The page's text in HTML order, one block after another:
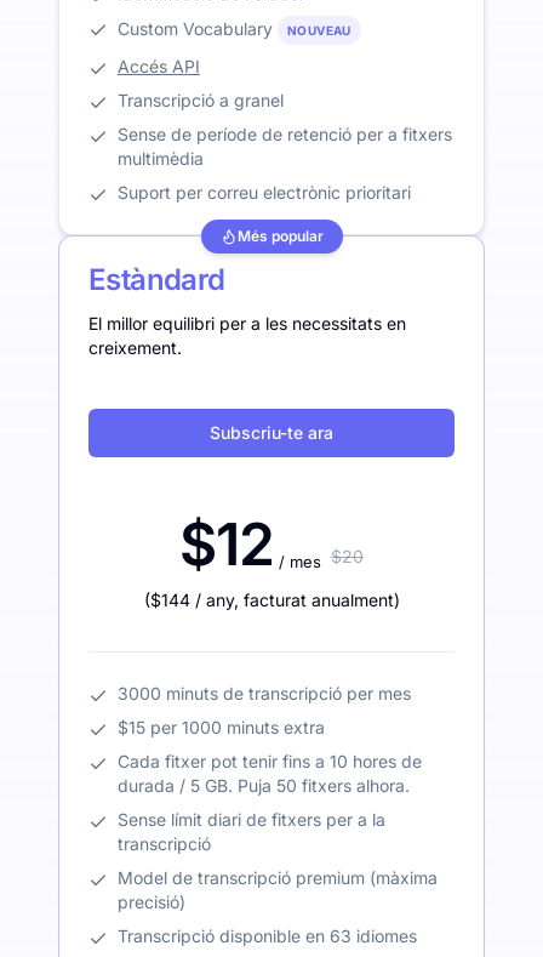
Custom Vocabulary
NOUVEAU
Accés API
Transcripció a granel
Sense de període de retenció per a fitxers
multimèdia
Suport per correu electrònic prioritari
Més popular
Estàndard
El millor equilibri per a les necessitats en
creixement.
Subscriu-te ara
$12 / mes $20
($144 / any, facturat anualment)
3000 minuts de transcripció per mes
$15 per 1000 minuts extra
Cada fitxer pot tenir fins a 10 hores de
durada / 5 GB. Puja 50 fitxers alhora.
Sense límit diari de fitxers per a la
transcripció
Model de transcripció premium (màxima
precisió)
Transcripció disponible en 63 idiomes